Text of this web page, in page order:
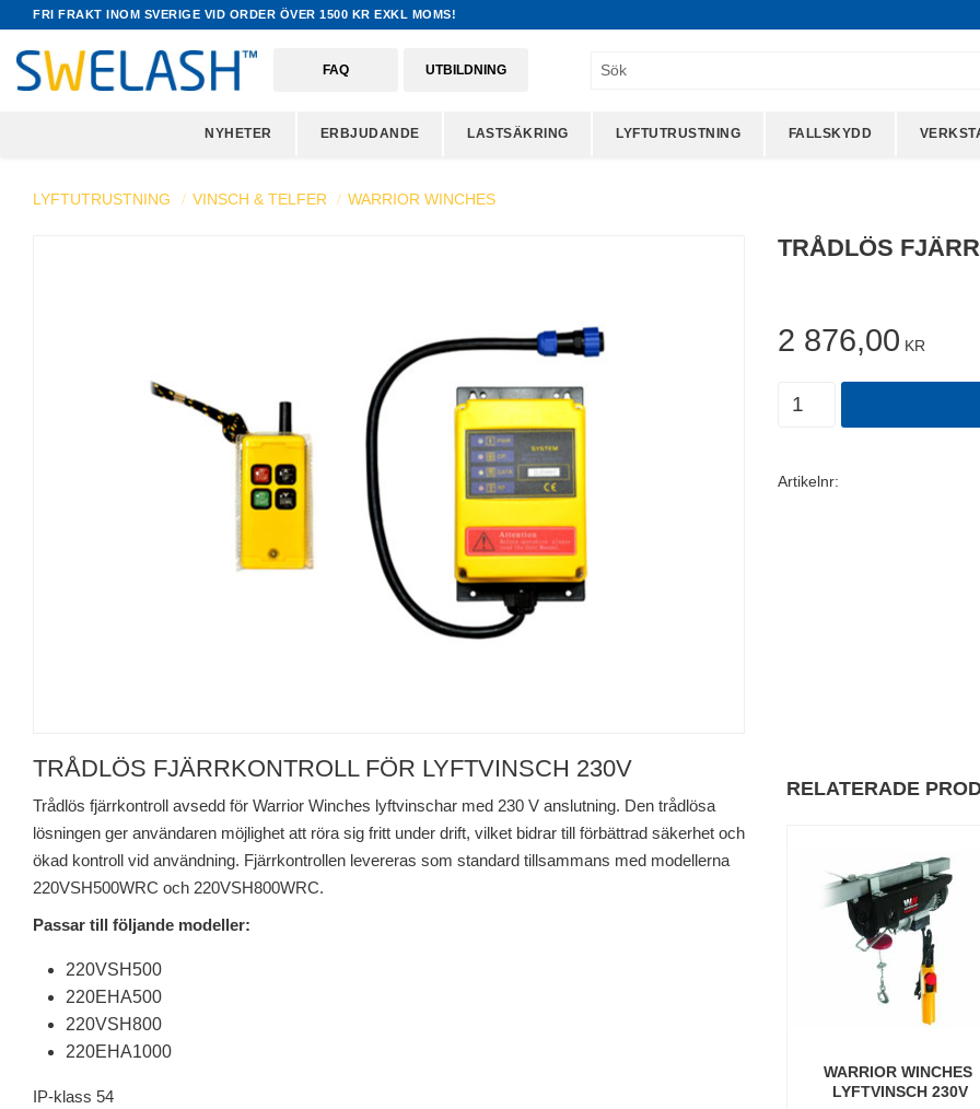
FRI FRAKT INOM SVERIGE VID ORDER ÖVER 1500 KR EXKL MOMS!
FAQ UTBILDNING
NYHETER ERBJUDANDE LASTSÄKRING LYFTUTRUSTNING FALLSKYDD
LYFTUTRUSTNING VINSCH & TELFER WARRIOR WINCHES
TRÅDLÖS
2 876,00 KR
Artikelnr
TRÅDLÖS FJÄRRKONTROLL FÖR LYFTVINSCH 230V
Trådlös fjärrkontroll avsedd för Warrior Winches lyftvinschar med 230 V anslutning. Den trådlösa
lösningen ger användaren möjlighet att röra sig fritt under drift, vilket bidrar till förbättrad säkerhet och
ökad kontroll vid användning. Fjärrkontrollen levereras som standard tillsammans med modellerna
220VSH500WRC och 220VSH800WRC.
Passar till följande modeller:
220VSH500
220EHA500
220VSH800
220EHA1000
IP-klass 54
RELATERADE
WARRIOR WINCHES
LYFTVINSCH 230V